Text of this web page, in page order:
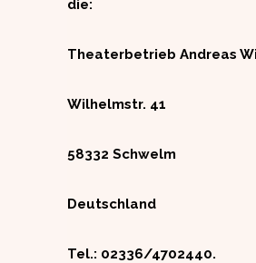
die:
Theaterbetrieb Andreas
Wilhelmstr. 41
58332 Schwelm
Deutschland
Tel.: 02336/4702440.